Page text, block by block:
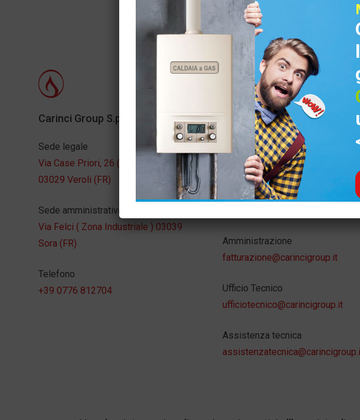
Carinci Group S.p.A.
Sede legale
Via Case Priori, 26 (S. Francesca)
03029 Veroli (FR)
Sede amministrativa
Via Felci ( Zona Industriale ) 03039
Sora (FR)
Telefono
+39 0776 812704
Info web
Carincigroup
info@carincigroup.it
Servizio Clienti – Ordini
Amministrazione
fatturazione@carincigroup.it
Ufficio Tecnico
ufficiotecnico@carincigroup.it
Assistenza tecnica